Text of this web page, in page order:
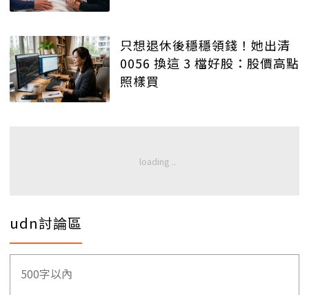
只想退休後穩穩領錢！她出清
0056 換這 3 檔好股：股價高點
照樣買
udn討論區